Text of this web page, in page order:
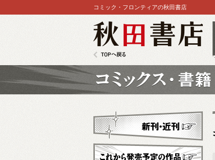
コミック・フロンティアの秋田書店
新刊・近刊